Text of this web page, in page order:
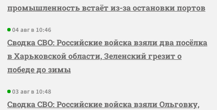
промышленность встаёт из-за остановки портов
04 авг в 10:46
Сводка СВО: Российские войска взяли два посёлка
в Харьковской области, Зеленский грезит о
победе до зимы
03 авг в 10:48
Сводка СВО: Российские войска взяли Ольговку,